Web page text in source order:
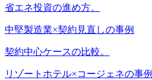
省エネ投資の進め方。
中堅製造業×契約見直しの事例
契約中心ケースの比較。
リゾートホテル×コージェネの事例